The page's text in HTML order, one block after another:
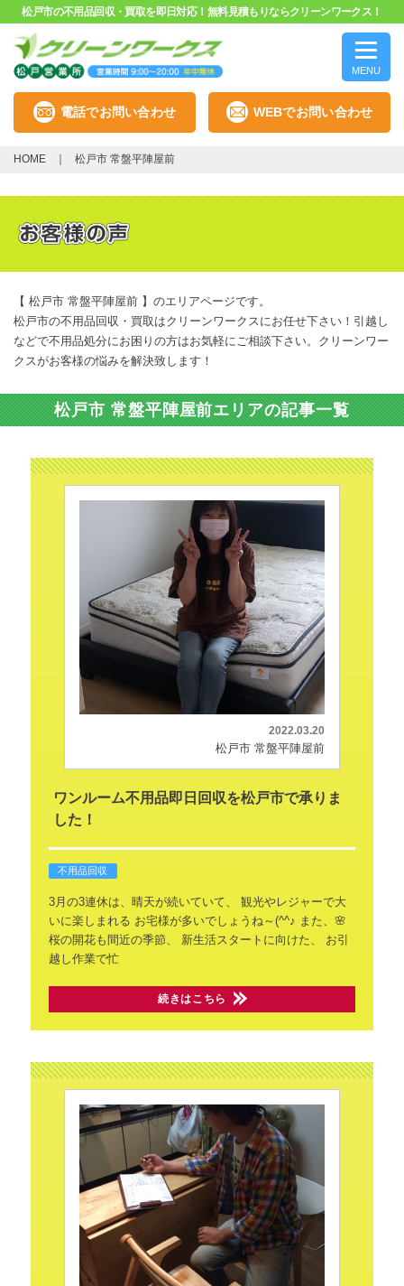
松戸市の不用品回収・買取を即日対応！無料見積もりならクリーンワークス！
MENU
電話でお問い合わせ WEBでお問い合わせ
HOME 松戸市 常盤平陣屋前
【 松戸市 常盤平陣屋前 】のエリアページです。
松戸市の不用品回収・買取はクリーンワークスにお任せ下さい！引越し
などで不用品処分にお困りの方はお気軽にご相談下さい。クリーンワー
クスがお客様の悩みを解決致します！
松戸市 常盤平陣屋前エリアの記事一覧
2022.03.20
松戸市 常盤平陣屋前
ワンルーム不用品即日回収を松戸市で承りま
した！
不用品回収
3月の3連休は、晴天が続いていて、
観光やレジャーで大
いに楽しまれる お宅様が多いでしょうね～(^^♪ また、🌸
桜の開花も間近の季節、
新生活スタートに向けた、
お引
越し作業で忙
続きはこちら